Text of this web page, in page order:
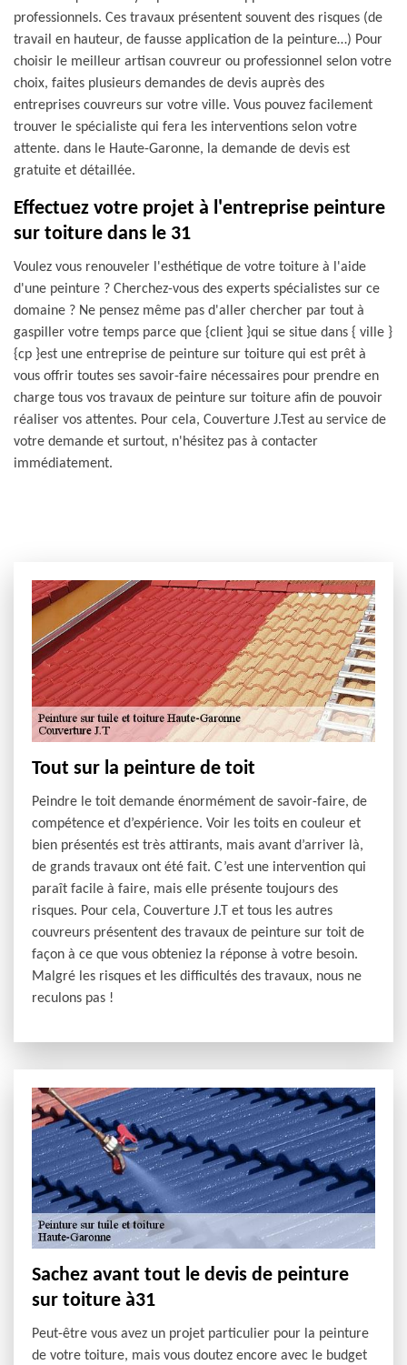
professionnels. Ces travaux présentent souvent des risques (de
travail en hauteur, de fausse application de la peinture…) Pour
choisir le meilleur artisan couvreur ou professionnel selon votre
choix, faites plusieurs demandes de devis auprès des
entreprises couvreurs sur votre ville. Vous pouvez facilement
trouver le spécialiste qui fera les interventions selon votre
attente. dans le Haute-Garonne, la demande de devis est
gratuite et détaillée.
Effectuez votre projet à l'entreprise peinture
sur toiture dans le 31
Voulez vous renouveler l'esthétique de votre toiture à l'aide
d'une peinture ? Cherchez-vous des experts spécialistes sur ce
domaine ? Ne pensez même pas d'aller chercher par tout à
gaspiller votre temps parce que {client }qui se situe dans { ville }
{cp }est une entreprise de peinture sur toiture qui est prêt à
vous offrir toutes ses savoir-faire nécessaires pour prendre en
charge tous vos travaux de peinture sur toiture afin de pouvoir
réaliser vos attentes. Pour cela, Couverture J.Test au service de
votre demande et surtout, n'hésitez pas à contacter
immédiatement.
Tout sur la peinture de toit
Peindre le toit demande énormément de savoir-faire, de
compétence et d’expérience. Voir les toits en couleur et
bien présentés est très attirants, mais avant d’arriver là,
de grands travaux ont été fait. C’est une intervention qui
paraît facile à faire, mais elle présente toujours des
risques. Pour cela, Couverture J.T et tous les autres
couvreurs présentent des travaux de peinture sur toit de
façon à ce que vous obteniez la réponse à votre besoin.
Malgré les risques et les difficultés des travaux, nous ne
reculons pas !
Sachez avant tout le devis de peinture
sur toiture à31
Peut-être vous avez un projet particulier pour la peinture
de votre toiture, mais vous doutez encore avec le budget